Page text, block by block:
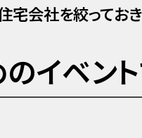
宅会社を絞ってお
イベント